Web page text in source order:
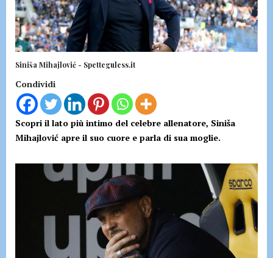
Siniša Mihajlović - Spetteguless.it
Condividi
Scopri il lato più intimo del celebre allenatore, Siniša
Mihajlović apre il suo cuore e parla di sua moglie.